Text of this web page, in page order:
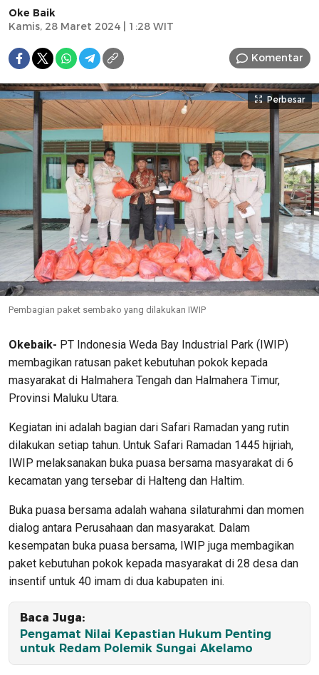
Oke Baik
Kamis, 28 Maret 2024 | 1:28 WIT
Komentar
Perbesar
Pembagian paket sembako yang dilakukan IWIP
Okebaik- PT Indonesia Weda Bay Industrial Park (IWIP)
membagikan ratusan paket kebutuhan pokok kepada
masyarakat di Halmahera Tengah dan Halmahera Timur,
Provinsi Maluku Utara.
Kegiatan ini adalah bagian dari Safari Ramadan yang rutin
dilakukan setiap tahun. Untuk Safari Ramadan 1445 hijriah,
IWIP melaksanakan buka puasa bersama masyarakat di 6
kecamatan yang tersebar di Halteng dan Haltim.
Buka puasa bersama adalah wahana silaturahmi dan momen
dialog antara Perusahaan dan masyarakat. Dalam
kesempatan buka puasa bersama, IWIP juga membagikan
paket kebutuhan pokok kepada masyarakat di 28 desa dan
insentif untuk 40 imam di dua kabupaten ini.
Baca Juga:
Pengamat Nilai Kepastian Hukum Penting
untuk Redam Polemik Sungai Akelamo